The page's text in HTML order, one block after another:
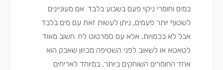
במים וחומרי ניקוי פעם בשבוע בלבד. אם מעוניינים
לשטוף יותר פעמים, ניתן לעשות זאת עם מים בלבד
אבל לא בכמויות, אלא עם סמרטוט לח. חשוב מאוד
לטאטא או לשאוב לפני השטיפה מכיוון שאבק הוא
אחד החומרים השוחקים ביותר, במיוחד לאריחים